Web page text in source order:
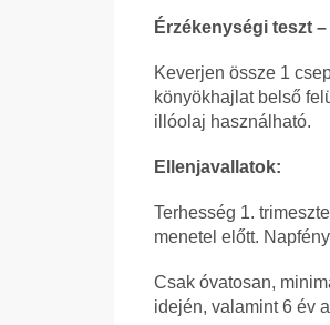
Érzékenységi teszt
Keverjen össze 1
könyökhajlat belső
illóolaj használható.
Ellenjavallatok:
Terhesség 1.
menetel előtt.
Csak óvatosan,
idején, valamint 6 év